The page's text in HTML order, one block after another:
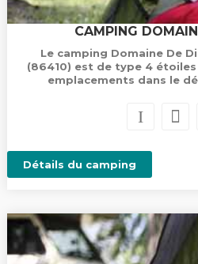
CAMPING
Le camping Domaine De
(86410) est de type 4
emplacements dans le
Détails du camping